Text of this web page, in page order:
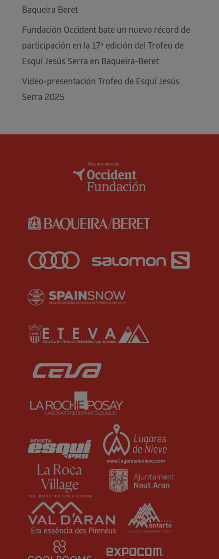
Baqueira Beret
Fundación Occident bate un nuevo récord de
participación en la 17ª edición del Trofeo de
Esquí Jesús Serra en Baqueira-Beret
Video-presentación Trofeo de Esquí Jesús
Serra 2025